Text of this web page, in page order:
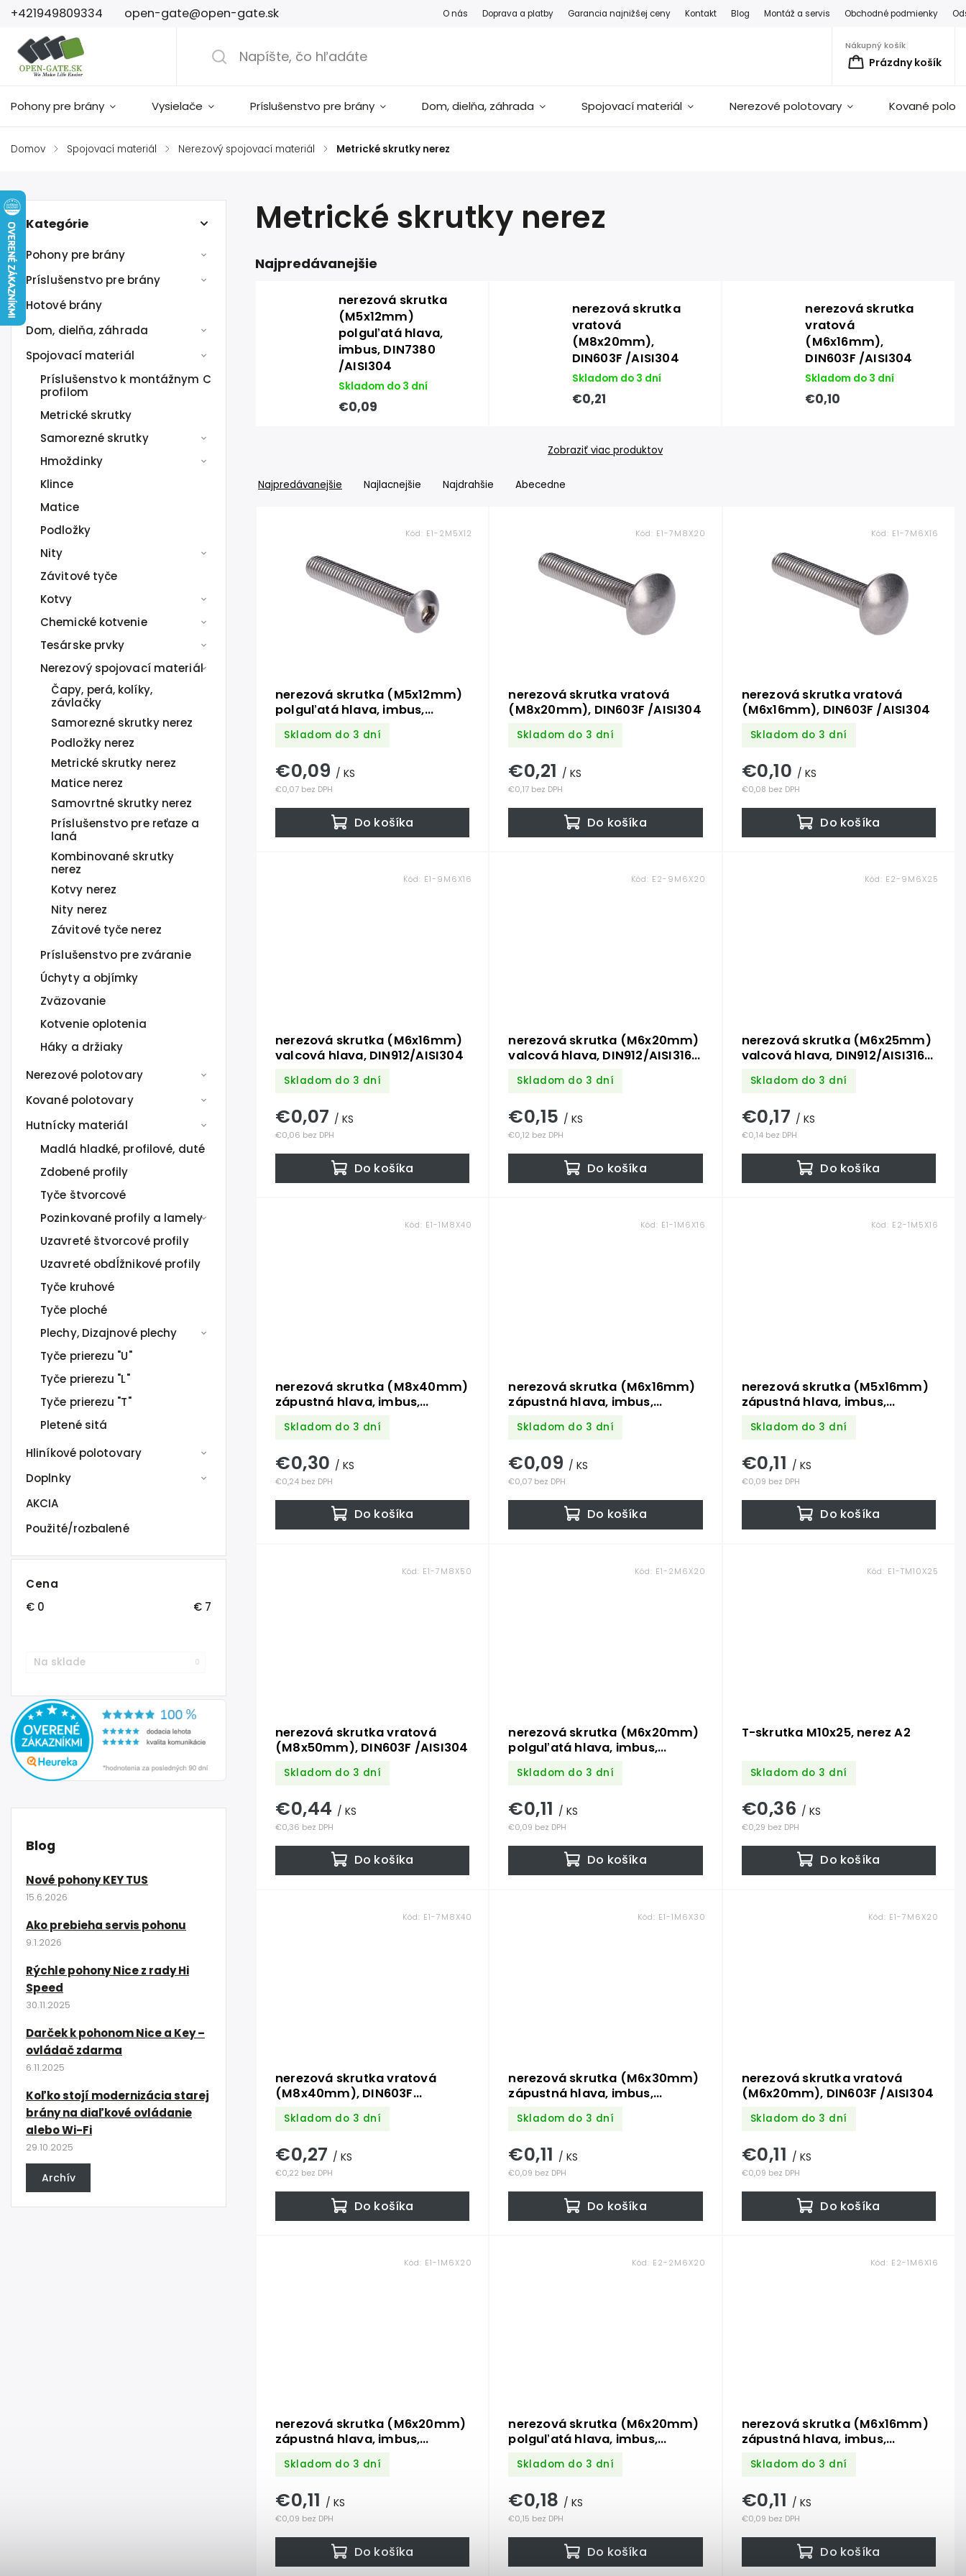
+421949809334 open-gate@open-gate.sk O nás Doprava a platby Garancia najnižšej ceny Kontakt Blog Montáž a servis Obchodné podmienky
Nákupný košík
Prázdny košík
Pohony pre brány Vysielače Príslušenstvo pre brány Dom, dielňa, záhrada Spojovací materiál Nerezové polotovary Kované
Domov / Spojovací materiál / Nerezový spojovací materiál / Metrické skrutky nerez
Kategórie
Pohony pre brány
Príslušenstvo pre brány
Hotové brány
Dom, dielňa, záhrada
Spojovací materiál
Príslušenstvo k montážnym C
profilom
Metrické skrutky
Samorezné skrutky
Hmoždinky
Klince
Matice
Podložky
Nity
Závitové tyče
Kotvy
Chemické kotvenie
Tesárske prvky
Nerezový spojovací materiál
Čapy, perá, kolíky,
závlačky
Samorezné skrutky nerez
Podložky nerez
Metrické skrutky nerez
Matice nerez
Samovrtné skrutky nerez
Príslušenstvo pre reťaze a
laná
Kombinované skrutky
nerez
Kotvy nerez
Nity nerez
Závitové tyče nerez
Príslušenstvo pre zváranie
Úchyty a objímky
Zväzovanie
Kotvenie oplotenia
Háky a držiaky
Nerezové polotovary
Kované polotovary
Hutnícky materiál
Madlá hladké, profilové, duté
Zdobené profily
Tyče štvorcové
Pozinkované profily a lamely
Uzavreté štvorcové profily
Uzavreté obdĺžnikové profily
Tyče kruhové
Tyče ploché
Plechy, Dizajnové plechy
Tyče prierezu "U"
Tyče prierezu "L"
Tyče prierezu "T"
Pletené sitá
Hliníkové polotovary
Doplnky
AKCIA
Použité/rozbalené
Cena
€ 0 € 7
Na sklade 0
Blog
Nové pohony KEY TUS
15.6.2026
Ako prebieha servis pohonu
9.1.2026
Rýchle pohony Nice z rady Hi
Speed
30.11.2025
Darček k pohonom Nice a Key –
ovládač zdarma
6.11.2025
Koľko stojí modernizácia starej
brány na diaľkové ovládanie
alebo Wi-Fi
29.10.2025
Archív
Metrické skrutky nerez
Najpredávanejšie
nerezová skrutka
(M5x12mm)
polguľatá hlava,
imbus, DIN7380
/AISI304
Skladom do 3 dní
€0,09
nerezová skrutka
vratová
(M8x20mm),
DIN603F /AISI304
Skladom do 3 dní
€0,21
nerezová skrutka
vratová
(M6x16mm),
DIN603F /AISI304
Skladom do 3 dní
€0,10
Zobraziť viac produktov
Najpredávanejšie Najlacnejšie Najdrahšie Abecedne
nerezová skrutka (M5x12mm)
polguľatá hlava, imbus,
Skladom do 3 dní
€0,07 bez DPH
€0,09 / KS
Do košíka
Kód: E1-2M5X12
nerezová skrutka vratová
(M8x20mm), DIN603F /AISI304
Skladom do 3 dní
€0,17 bez DPH
€0,21/ KS
Do košíka
Kód: E1-7M8X20
nerezová skrutka vratová
(M6x16mm), DIN603F /AISI304
Skladom do 3 dní
€0,08 bez DPH
€0,10 / KS
Do košíka
Kód: E1-7M6X16
nerezová skrutka (M6x16mm)
valcová hlava, DIN912/AISI304
Skladom do 3 dní
€0,06 bez DPH
€0,07 / KS
Do košíka
Kód: E1-9M6X16
nerezová skrutka (M6x20mm)
valcová hlava, DIN912/AISI316
Skladom do 3 dní
€0,12 bez DPH
€0,15/ KS
Do košíka
Kód: E2-9M6X20
nerezová skrutka (M6x25mm)
valcová hlava, DIN912/AISI316
Skladom do 3 dní
€0,14 bez DPH
€0,17 / KS
Do košíka
Kód: E2-9M6X25
nerezová skrutka (M8x40mm)
zápustná hlava, imbus,
Skladom do 3 dní
€0,24 bez DPH
€0,30 / KS
Do košíka
Kód: E1-1M8X40
nerezová skrutka (M6x16mm)
zápustná hlava, imbus,
Skladom do 3 dní
€0,07 bez DPH
€0,09 / KS
Do košíka
Kód: E1-1M6X16
nerezová skrutka (M5x16mm)
zápustná hlava, imbus,
Skladom do 3 dní
€0,09 bez DPH
€0,11 / KS
Do košíka
Kód: E2-1M5X16
nerezová skrutka vratová
(M8x50mm), DIN603F /AISI304
Skladom do 3 dní
€0,36 bez DPH
€0,44 / KS
Do košíka
Kód: E1-7M8X50
nerezová skrutka (M6x20mm)
polguľatá hlava, imbus,
Skladom do 3 dní
€0,09 bez DPH
€0,11 / KS
Do košíka
Kód: E1-2M6X20
T-skrutka M10x25, nerez A2
Skladom do 3 dní
€0,29 bez DPH
€0,36 / KS
Do košíka
Kód: E1-TM10X25
nerezová skrutka vratová
(M8x40mm), DIN603F
Skladom do 3 dní
€0,22 bez DPH
€0,27 / KS
Do košíka
Kód: E1-7M8X40
nerezová skrutka (M6x30mm)
zápustná hlava, imbus,
Skladom do 3 dní
€0,09 bez DPH
€0,11 / KS
Do košíka
Kód: E1-1M6X30
nerezová skrutka vratová
(M6x20mm), DIN603F /AISI304
Skladom do 3 dní
€0,09 bez DPH
€0,11 / KS
Do košíka
Kód: E1-7M6X20
nerezová skrutka (M6x20mm)
zápustná hlava, imbus,
Skladom do 3 dní
€0,09 bez DPH
€0,11 / KS
Do košíka
Kód: E1-1M6X20
nerezová skrutka (M6x20mm)
polguľatá hlava, imbus,
Skladom do 3 dní
€0,15 bez DPH
€0,18/ KS
Do košíka
Kód: E2-2M6X20
nerezová skrutka (M6x16mm)
zápustná hlava, imbus,
Skladom do 3 dní
€0,09 bez DPH
€0,11 / KS
Do košíka
Kód: E2-1M6X16